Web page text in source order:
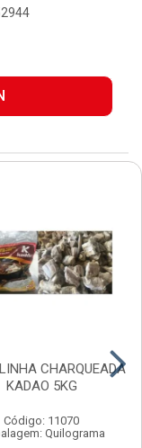
CHARQUEADA
KADAO 5KG
Código: 11070
Quilograma